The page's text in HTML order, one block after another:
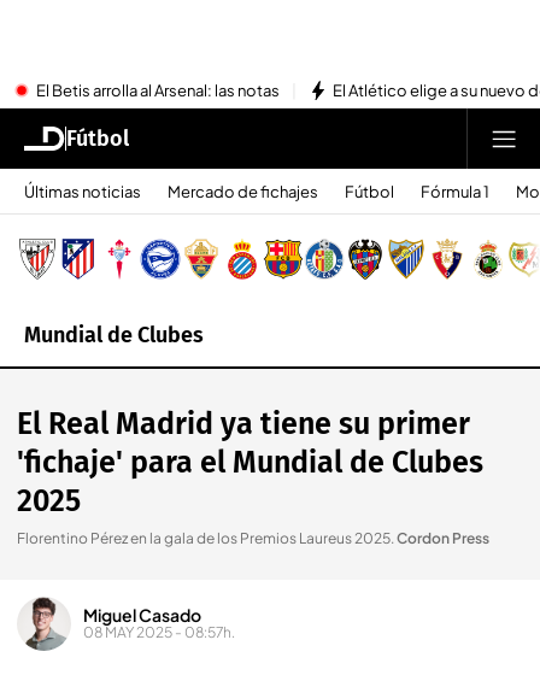
El Betis arrolla al Arsenal: las notas El Atlético elige a su nuevo
Fútbol
Últimas noticias Mercado de fichajes Fútbol Fórmula 1
Mundial de Clubes
El Real Madrid ya tiene su primer
'fichaje' para el Mundial de Clubes
2025
Florentino Pérez en la gala de los Premios Laureus 2025.Cordon Press
Miguel Casado
08 MAY 2025 - 08:57h.